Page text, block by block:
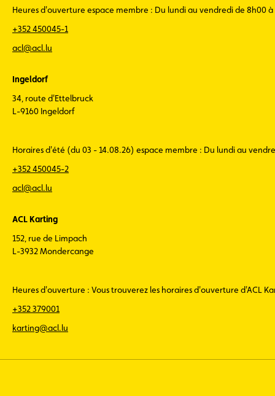
Heures d'ouverture espace membre : Du lundi au vendredi de 8h00 à
+352 450045-1
acl@acl.lu
Ingeldorf
34, route d'Ettelbruck
L-9160 Ingeldorf
Horaires d'été (du 03 - 14.08.26) espace membre : Du lundi au
+352 450045-2
acl@acl.lu
ACL Karting
152, rue de Limpach
L-3932 Mondercange
Heures d'ouverture : Vous trouverez les horaires d'ouverture d'ACL
+352 379001
karting@acl.lu